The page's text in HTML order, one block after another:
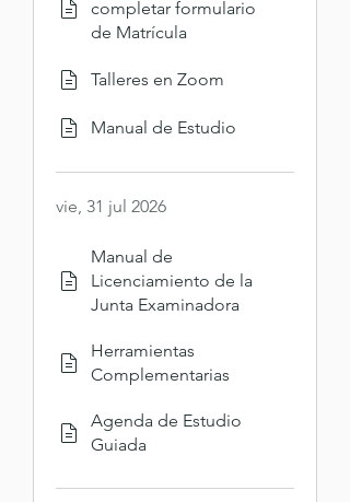
completar formulario
de Matrícula
Talleres en Zoom
Manual de Estudio
vie, 31 jul 2026
Manual de
Licenciamiento de la
Junta Examinadora
Herramientas
Complementarias
Agenda de Estudio
Guiada